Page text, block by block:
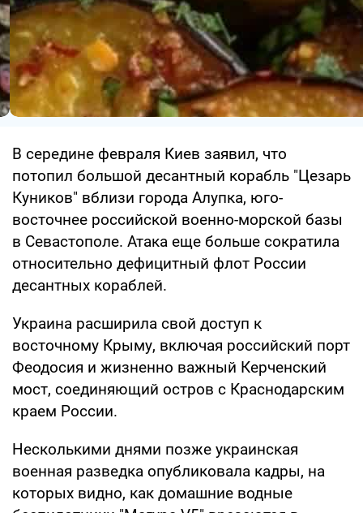
В середине февраля Киев заявил, что
потопил большой десантный корабль "Цезарь
Куников" вблизи города Алупка, юго-
восточнее российской военно-морской базы
в Севастополе. Атака еще больше сократила
относительно дефицитный флот России
десантных кораблей.
Украина расширила свой доступ к
восточному Крыму, включая российский порт
Феодосия и жизненно важный Керченский
мост, соединяющий остров с Краснодарским
краем России.
Несколькими днями позже украинская
военная разведка опубликовала кадры, на
которых видно, как домашние водные